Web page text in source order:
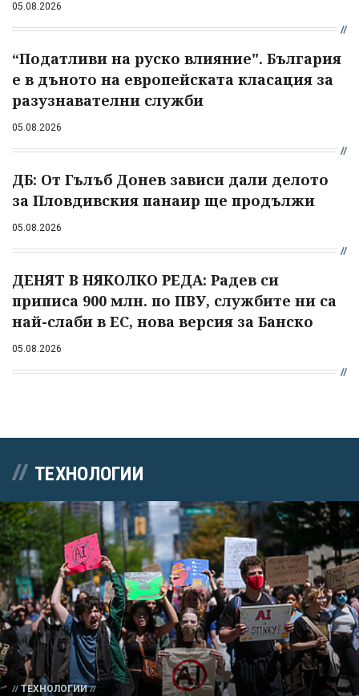
05.08.2026
“Податливи на руско влияние". България
е в дъното на европейската класация за
разузнавателни служби
05.08.2026
ДБ: От Гълъб Донев зависи дали делото
за Пловдивския панаир ще продължи
05.08.2026
ДЕНЯТ В НЯКОЛКО РЕДА: Радев си
приписа 900 млн. по ПВУ, службите ни са
най-слаби в ЕС, нова версия за Банско
05.08.2026
ТЕХНОЛОГИИ
ТЕХНОЛОГИИ